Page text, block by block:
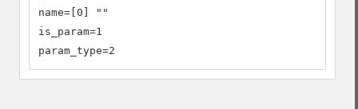
name=[0] ""
is_param=1
param_type=2